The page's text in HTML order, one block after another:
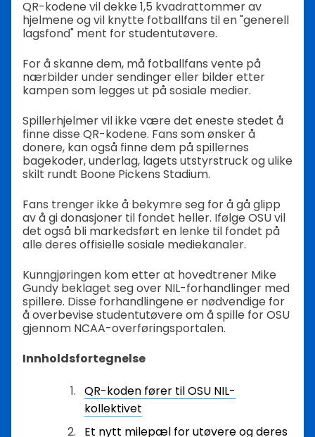
QR-kodene vil dekke 1,5 kvadrattommer av
hjelmene og vil knytte fotballfans til en "generell
lagsfond" ment for studentutøvere.
For å skanne dem, må fotballfans vente på
nærbilder under sendinger eller bilder etter
kampen som legges ut på sosiale medier.
Spillerhjelmer vil ikke være det eneste stedet å
finne disse QR-kodene. Fans som ønsker å
donere, kan også finne dem på spillernes
bagekoder, underlag, lagets utstyrstruck og ulike
skilt rundt Boone Pickens Stadium.
Fans trenger ikke å bekymre seg for å gå glipp
av å gi donasjoner til fondet heller. Ifølge OSU vil
det også bli markedsført en lenke til fondet på
alle deres offisielle sosiale mediekanaler.
Kunngjøringen kom etter at hovedtrener Mike
Gundy beklaget seg over NIL-forhandlinger med
spillere. Disse forhandlingene er nødvendige for
å overbevise studentutøvere om å spille for OSU
gjennom NCAA-overføringsportalen.
Innholdsfortegnelse
QR-koden fører til OSU NIL-
kollektivet
Et nytt milepæl for utøvere og deres